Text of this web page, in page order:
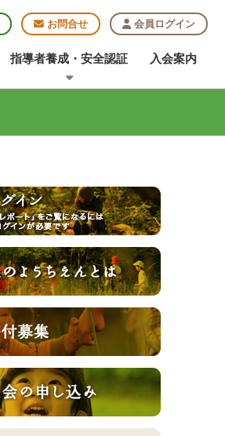
お問合せ 会員ログイン
指導者養成・安全認証 入会案内